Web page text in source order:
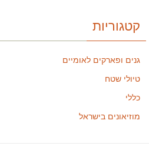
קטגוריות
גנים ופארקים לאומיים
טיולי שטח
כללי
מוזיאונים בישראל